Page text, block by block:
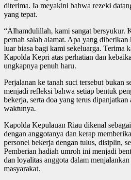
diterima. Ia meyakini bahwa rezeki
yang tepat.
“Alhamdulillah, kami sangat bersyukur.
pernah salah alamat. Apa yang
luar biasa bagi kami sekeluarga. Terima
Kapolda Kepri atas perhatian dan
ungkapnya penuh haru.
Perjalanan ke tanah suci tersebut bukan
menjadi refleksi bahwa setiap bentuk
bekerja, serta doa yang terus dipanjatkan
waktunya.
Kapolda Kepulauan Riau dikenal
dengan anggotanya dan kerap
personel bekerja dengan tulus, disiplin,
Pemberian hadiah umroh ini menjadi
dan loyalitas anggota dalam
masyarakat.